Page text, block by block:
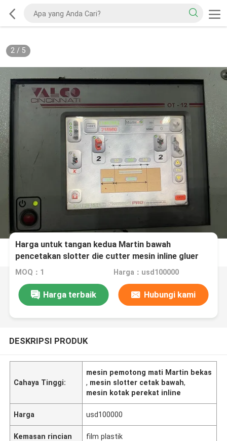
2/ 5
Harga untuk tangan kedua Martin bawah
pencetakan slotter die cutter mesin inline gluer
MOQ：1 Harga：usd100000
Harga terbaik Hubungi kami
DESKRIPSI PRODUK
Cahaya Tinggi:
mesin pemotong mati Martin bekas
, mesin slotter cetak bawah,
mesin kotak perekat inline
Harga usd100000
Kemasan rincian film plastik